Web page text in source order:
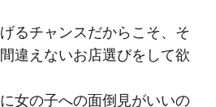
るチャンスだからこそ、そ
違えないお店選びをして欲
女の子への面倒見がいいの